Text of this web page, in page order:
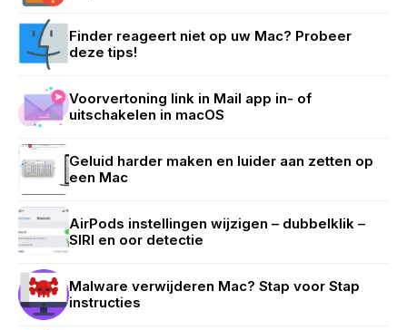
Finder reageert niet op uw Mac? Probeer
deze tips!
Voorvertoning link in Mail app in- of
uitschakelen in macOS
Geluid harder maken en luider aan zetten op
een Mac
AirPods instellingen wijzigen – dubbelklik –
SIRI en oor detectie
Malware verwijderen Mac? Stap voor Stap
instructies